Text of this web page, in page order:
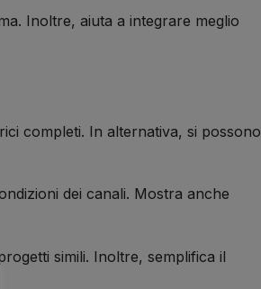
Inoltre, aiuta a integrare meglio
completi. In alternativa, si possono
dei canali. Mostra anche
simili. Inoltre, semplifica il